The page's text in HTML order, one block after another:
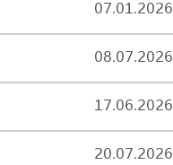
07.01.2026
08.07.2026
17.06.2026
20.07.2026